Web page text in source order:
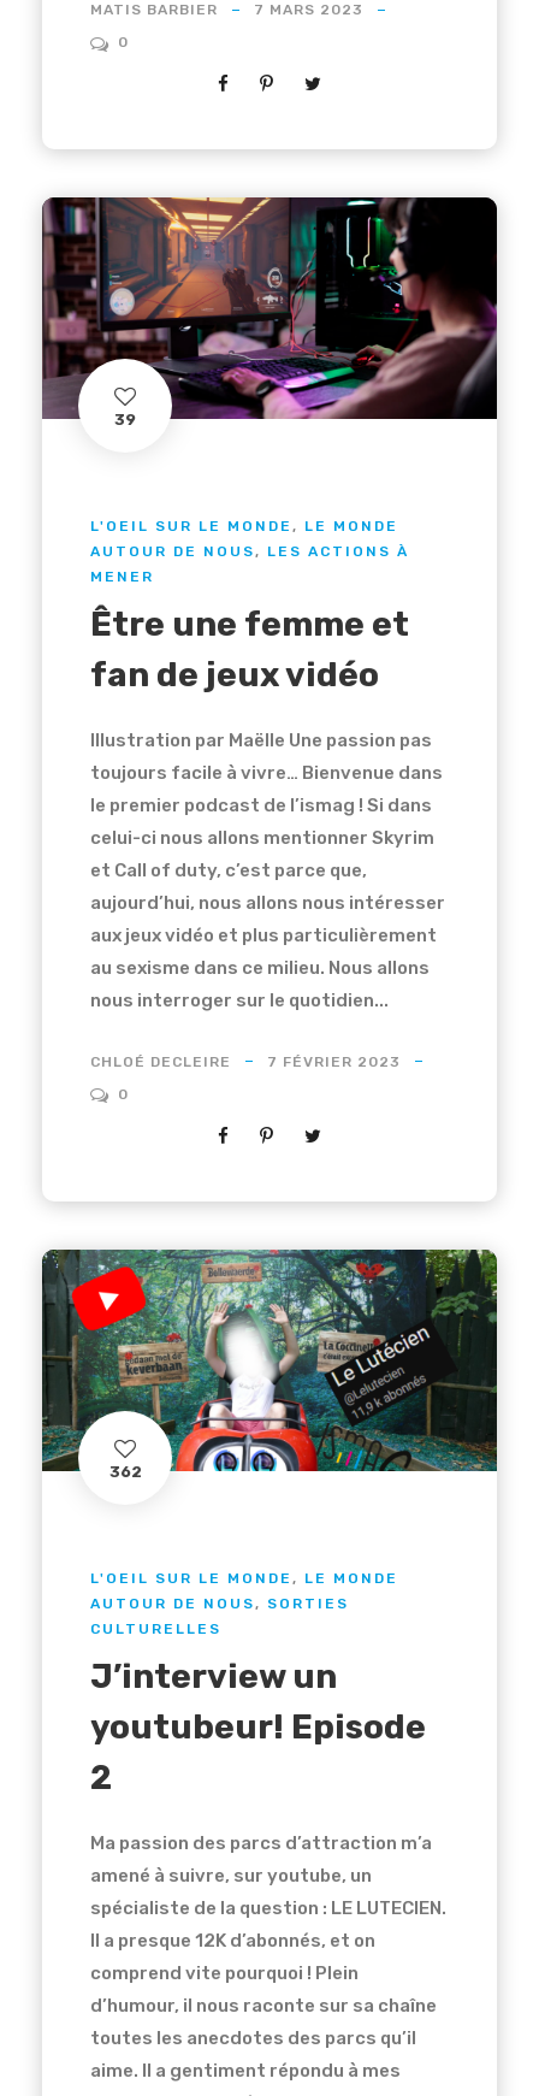
MATIS BARBIER
7 MARS 2023
0
39
L'OEIL SUR LE MONDE , LE MONDE
AUTOUR DE NOUS, LES ACTIONS À
MENER
Être une femme et
fan de jeux vidéo
Illustration par Maëlle Une passion pas
toujours facile à vivre… Bienvenue dans
le premier podcast de l’ismag ! Si dans
celui-ci nous allons mentionner Skyrim
et Call of duty, c’est parce que,
aujourd’hui, nous allons nous intéresser
aux jeux vidéo et plus particulièrement
au sexisme dans ce milieu. Nous allons
nous interroger sur le quotidien...
CHLOÉ DECLEIRE
7 FÉVRIER 2023
0
362
L'OEIL SUR LE MONDE , LE MONDE
AUTOUR DE NOUS , SORTIES
CULTURELLES
J’interview un
youtubeur! Episode
2
Ma passion des parcs d’attraction m’a
amené à suivre, sur youtube, un
spécialiste de la question : LE LUTECIEN.
Il a presque 12K d’abonnés, et on
comprend vite pourquoi ! Plein
d’humour, il nous raconte sur sa chaîne
toutes les anecdotes des parcs qu’il
aime. Il a gentiment répondu à mes